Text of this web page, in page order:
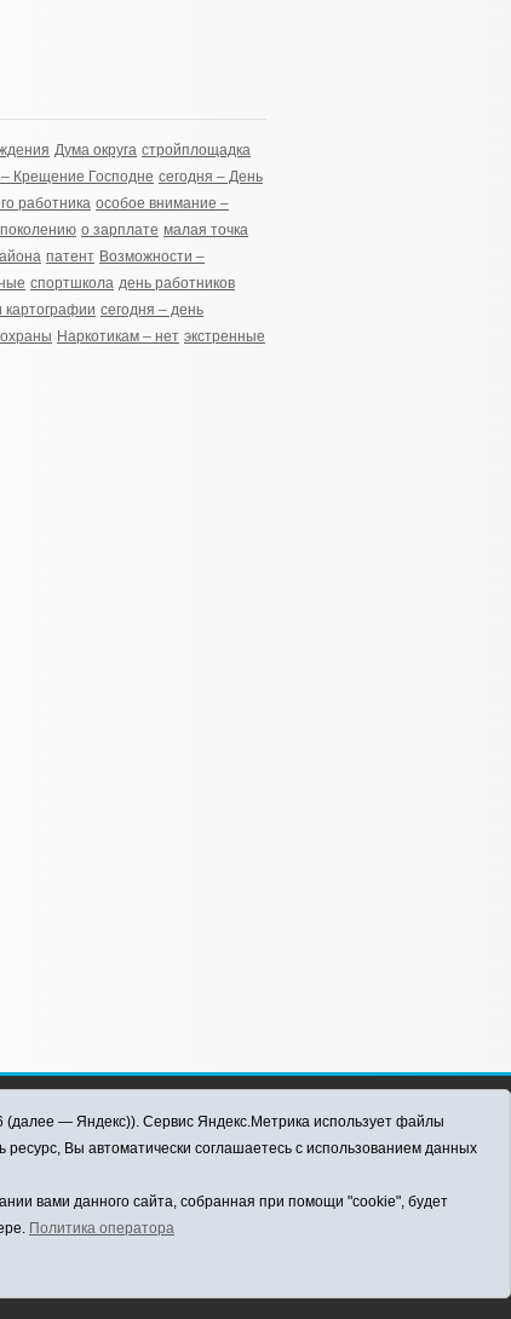
Дума округа стройплощадка
Крещение Господне сегодня – День
работника особое внимание –
о зарплате малая точка
патент Возможности –
спортшкола день работников
картографии сегодня – день
Наркотикам – нет экстренные
(далее — Яндекс)). Сервис Яндекс.Метрика использует файлы
Вы автоматически соглашаетесь с использованием данных
вами данного сайта, собранная при помощи "cookie", будет
Политика оператора